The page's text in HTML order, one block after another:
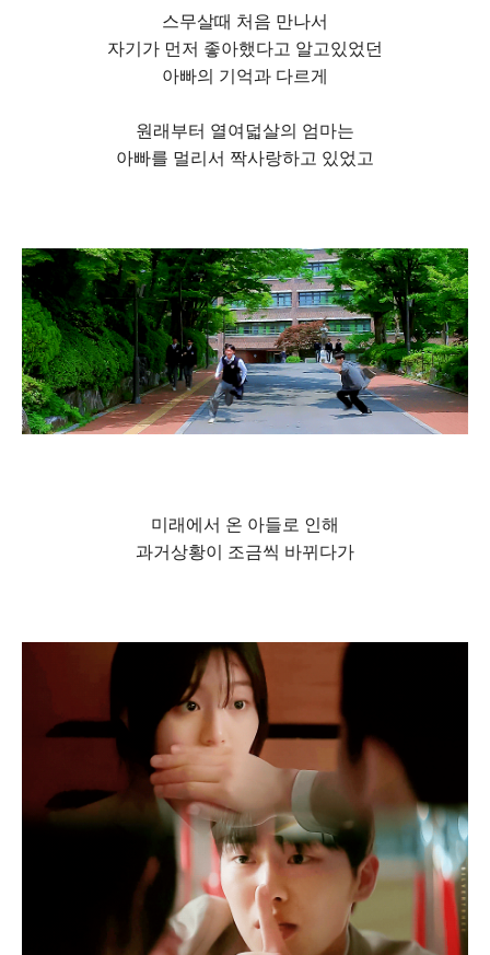
스무살때 처음 만나서
자기가 먼저 좋아했다고 알고있었던
아빠의 기억과 다르게
원래부터 열여덟살의 엄마는
아빠를 멀리서 짝사랑하고 있었고
미래에서 온 아들로 인해
과거상황이 조금씩 바뀌다가